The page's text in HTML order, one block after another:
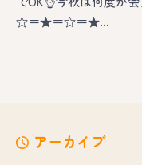
☆＝★＝☆＝★…
アーカイブ